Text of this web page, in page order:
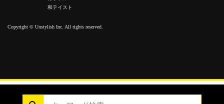
和テイスト
Copyright © Unstylish Inc. All rights reserved.